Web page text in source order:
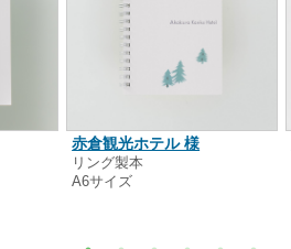
赤倉観光ホテル 様
リング製本
A6サイズ